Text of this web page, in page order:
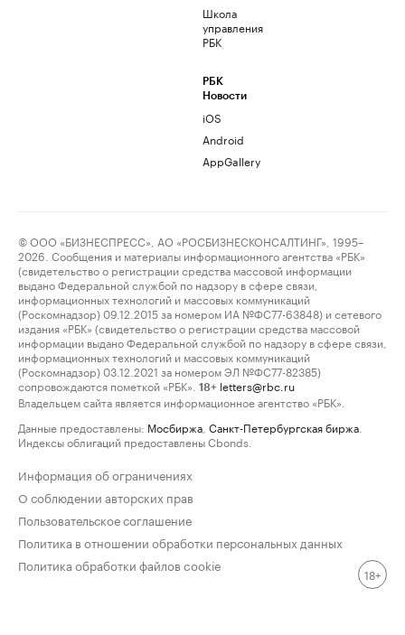
Школа
управления
РБК
РБК
Новости
iOS
Android
AppGallery
© ООО «БИЗНЕСПРЕСС», АО «РОСБИЗНЕСКОНСАЛТИНГ», 1995–
2026. Сообщения и материалы информационного агентства «РБК»
(свидетельство о регистрации средства массовой информации
выдано Федеральной службой по надзору в сфере связи,
информационных технологий и массовых коммуникаций
(Роскомнадзор) 09.12.2015 за номером ИА №ФС77-63848) и сетевого
издания «РБК» (свидетельство о регистрации средства массовой
информации выдано Федеральной службой по надзору в сфере связи,
информационных технологий и массовых коммуникаций
(Роскомнадзор) 03.12.2021 за номером ЭЛ №ФС77-82385)
сопровождаются пометкой «РБК».
18+ letters@rbc.ru
Владельцем сайта является информационное агентство «РБК».
Данные предоставлены: Мосбиржа Санкт-Петербургская биржа
Индексы облигаций предоставлены Cbonds.
Информация об ограничениях
О соблюдении авторских прав
Пользовательское соглашение
Политика в отношении обработки персональных данных
Политика обработки файлов cookie
18+